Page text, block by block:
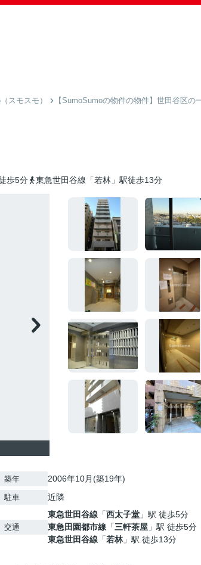
スモスモ） 【SumoSumoの物件の物件】世田谷区の
歩5分 東急世田谷線「若林」駅徒歩13分
築年 2006年10月(築19年)
駐車 近隣
交通
東急世田谷線 「西太子堂 」駅 徒歩5分
東急田園都市線 「三軒茶屋 」駅 徒歩5分
東急世田谷線 「若林」駅 徒歩13分